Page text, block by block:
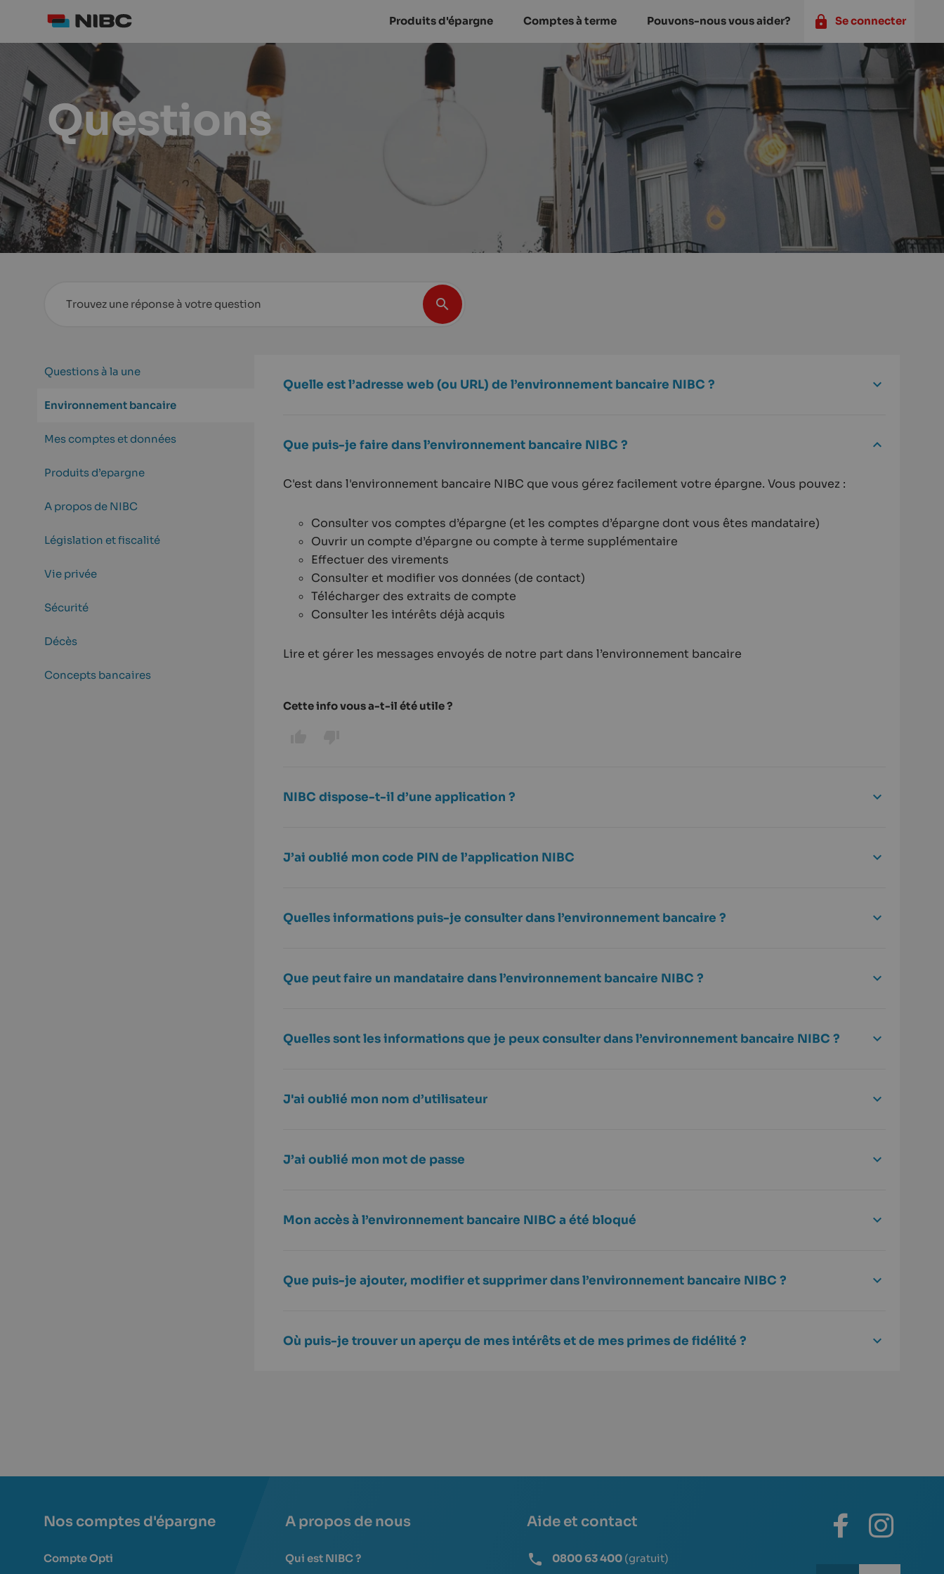
Produits d'épargne Comptes à terme Pouvons-nous vous aider? Se connecter
Questions
Questions à la une
Environnement bancaire
Quelle est l’adresse web (ou URL) de l’environnement bancaire NIBC ?
Que puis-je faire dans l’environnement bancaire NIBC ?
C'est dans l'environnement bancaire NIBC que vous gérez facilement votre épargne. Vous pouvez :
Consulter vos comptes d’épargne (et les comptes d’épargne dont vous êtes mandataire)
Ouvrir un compte d’épargne ou compte à terme supplémentaire
Effectuer des virements
Consulter et modifier vos données (de contact)
Télécharger des extraits de compte
Consulter les intérêts déjà acquis
Lire et gérer les messages envoyés de notre part dans l’environnement bancaire
Cette info vous a-t-il été utile ?
NIBC dispose-t-il d’une application ?
J’ai oublié mon code PIN de l’application NIBC
Quelles informations puis-je consulter dans l’environnement bancaire ?
Que peut faire un mandataire dans l’environnement bancaire NIBC ?
Quelles sont les informations que je peux consulter dans l’environnement bancaire NIBC ?
J'ai oublié mon nom d’utilisateur
J’ai oublié mon mot de passe
Mon accès à l’environnement bancaire NIBC a été bloqué
Que puis-je ajouter, modifier et supprimer dans l’environnement bancaire NIBC ?
Où puis-je trouver un aperçu de mes intérêts et de mes primes de fidélité ?
Mes comptes et données
Produits d’epargne
A propos de NIBC
Législation et fiscalité
Vie privée
Sécurité
Décès
Concepts bancaires
Nos comptes d'épargne
Compte Opti
A propos de nous
Qui est NIBC ?
Aide et contact
0800 63 400 (gratuit)